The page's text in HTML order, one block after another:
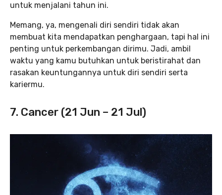
untuk menjalani tahun ini.
Memang, ya, mengenali diri sendiri tidak akan
membuat kita mendapatkan penghargaan, tapi hal ini
penting untuk perkembangan dirimu. Jadi, ambil
waktu yang kamu butuhkan untuk beristirahat dan
rasakan keuntungannya untuk diri sendiri serta
kariermu.
7. Cancer (21 Jun – 21 Jul)